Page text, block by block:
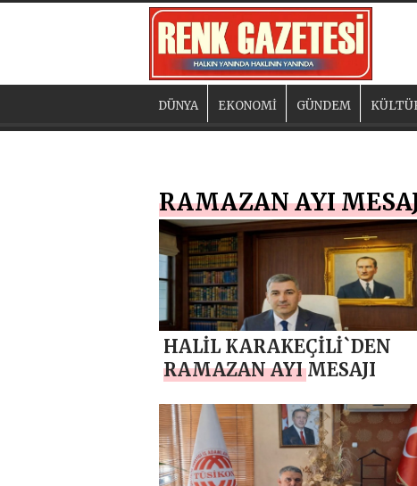
DÜNYA EKONOMİ GÜNDEM
RAMAZAN AYI
HALİL KARAKEÇİLİ`DEN
RAMAZAN AYI MESAJI